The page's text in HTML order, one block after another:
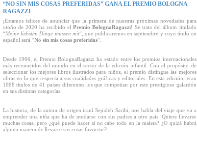
“NO SIN MIS COSAS PREFERIDAS” GANA EL PREMIO BOLOGNA
RAGAZZI
¡Estamos felices de anunciar que la primera de nuestras próximas novedades para
otoño de 2020 ha recibido el Premio BolognaRagazzi! Se trata del álbum titulado
“Meine liebsten Dinge müssen mit”, que publicaremos en septiembre y cuyo título en
español será “No sin mis cosas preferidas”.
Desde 1966, el Premio BolognaRagazzi ha estado entre los premios internacionales
más reconocidos del mundo en el sector de la edición infantil. Con el propósito de
seleccionar los mejores libros ilustrados para niños, el premio distingue las mejores
obras en lo que respecta a sus cualidades gráficas y editoriales. En esta edición, eran
1888 títulos de 41 países diferentes los que competían por este prestigioso galardón
en sus distintas categorías.
La historia, de la autora de origen iraní Sepideh Sarihi, nos habla del viaje que va a
emprender una niña que ha de mudarse con sus padres a otro país. Quiere llevarse
muchas cosas, pero ¿qué puede hacer si no cabe todo en la maleta? ¿O quizá habrá
alguna manera de llevarse sus cosas favoritas?